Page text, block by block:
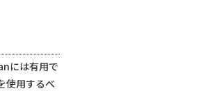
には有用で
使用するべ